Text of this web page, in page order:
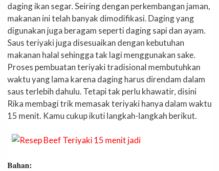
daging ikan segar. Seiring dengan perkembangan jaman,
makanan ini telah banyak dimodifikasi. Daging yang
digunakan juga beragam seperti daging sapi dan ayam.
Saus teriyaki juga disesuaikan dengan kebutuhan
makanan halal sehingga tak lagi menggunakan sake.
Proses pembuatan teriyaki tradisional membutuhkan
waktu yang lama karena daging harus direndam dalam
saus terlebih dahulu. Tetapi tak perlu khawatir, disini
Rika membagi trik memasak teriyaki hanya dalam waktu
15 menit. Kamu cukup ikuti langkah-langkah berikut.
Bahan: